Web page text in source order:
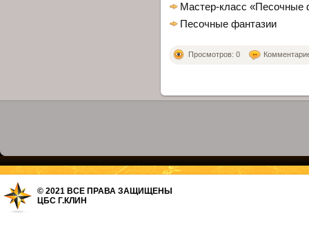
Мастер-класс «Песочные
Песочные фантазии
Просмотров: 0
© 2021 ВСЕ ПРАВА ЗАЩИЩЕНЫ
ЦБС Г.КЛИН